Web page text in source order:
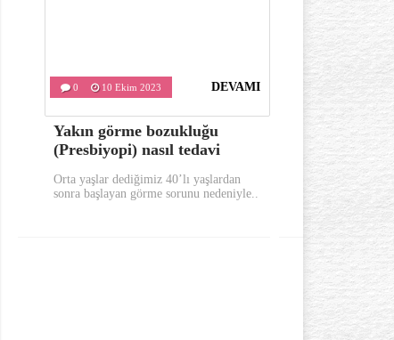
DEVAMI
0 10 Ekim 2023
Yakın görme bozukluğu
(Presbiyopi) nasıl tedavi
Orta yaşlar dediğimiz 40’lı yaşlardan
sonra başlayan görme sorunu nedeniyle..
0
bunları
Sabahları
yerinde